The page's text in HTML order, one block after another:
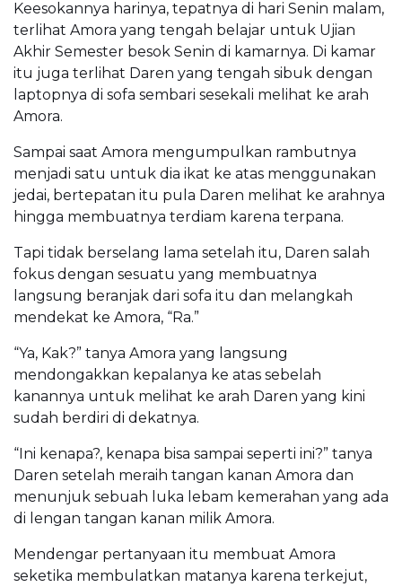
Keesokannya harinya, tepatnya di hari Senin malam,
terlihat Amora yang tengah belajar untuk Ujian
Akhir Semester besok Senin di kamarnya. Di kamar
itu juga terlihat Daren yang tengah sibuk dengan
laptopnya di sofa sembari sesekali melihat ke arah
Amora.
Sampai saat Amora mengumpulkan rambutnya
menjadi satu untuk dia ikat ke atas menggunakan
jedai, bertepatan itu pula Daren melihat ke arahnya
hingga membuatnya terdiam karena terpana.
Tapi tidak berselang lama setelah itu, Daren salah
fokus dengan sesuatu yang membuatnya
langsung beranjak dari sofa itu dan melangkah
mendekat ke Amora, “Ra.”
“Ya, Kak?” tanya Amora yang langsung
mendongakkan kepalanya ke atas sebelah
kanannya untuk melihat ke arah Daren yang kini
sudah berdiri di dekatnya.
“Ini kenapa?, kenapa bisa sampai seperti ini?” tanya
Daren setelah meraih tangan kanan Amora dan
menunjuk sebuah luka lebam kemerahan yang ada
di lengan tangan kanan milik Amora.
Mendengar pertanyaan itu membuat Amora
seketika membulatkan matanya karena terkejut,